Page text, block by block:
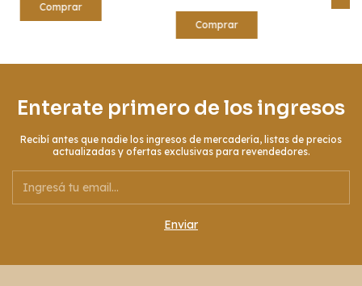
Comprar
Enterate primero de los ingresos
Recibí antes que nadie los ingresos de mercadería, listas de precios
actualizadas y ofertas exclusivas para revendedores.